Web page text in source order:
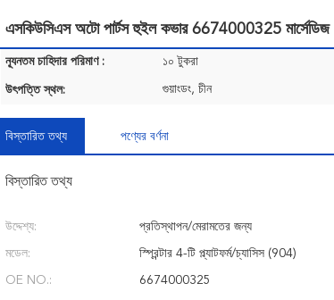
এসকিউসিএস অটো পার্টস হুইল কভার 6674000325
ন্যূনতম চাহিদার পরিমাণ : ১০ টুকরা
উৎপত্তি স্থল: গুয়াংডং, চীন
বিস্তারিত তথ্য পণ্যের বর্ণনা
বিস্তারিত তথ্য
উদ্দেশ্য: প্রতিস্থাপন/মেরামতের জন্য
মডেল: স্প্রিন্টার 4-টি প্ল্যাটফর্ম/চ্যাসিস (904)
OE NO.: 6674000325